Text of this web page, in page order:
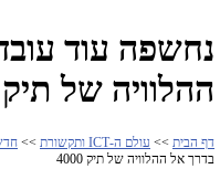
נחשפה עוד
ההלוויה של תיק 4000
דף הבית >> עולם ה-ICT ותקשורת >>
בדרך אל ההלוויה של תיק 4000